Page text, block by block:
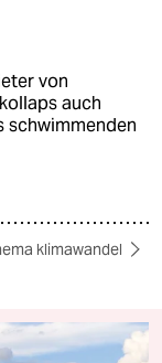
von
auch
schwimmenden
klimawandel